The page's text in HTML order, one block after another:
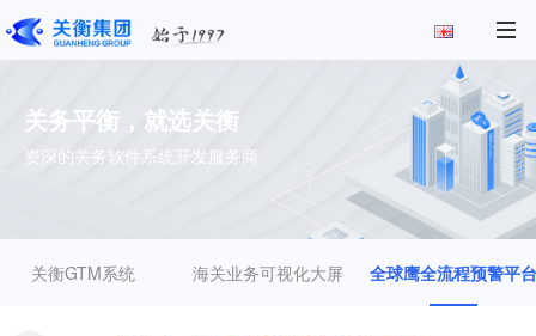
关务平衡，就选关衡
资深的关务软件系统开发服务商
关衡GTM系统 海关业务可视化大屏 全球鹰全流程预警平台